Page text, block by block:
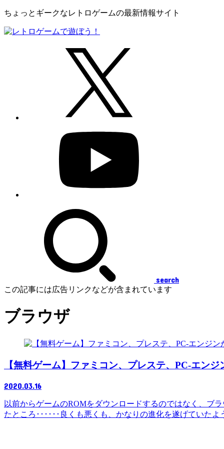
ちょっとギークなレトロゲームの最新情報サイト
search
この記事には広告リンクなどが含まれています
ブラウザ
【無料ゲーム】ファミコン、プレステ、PC-エン
2020.03.16
以前からゲームのROMをダウンロードするのではなく、ブ
たところ･･････良くも悪くも、かなりの進化を遂げていたよ